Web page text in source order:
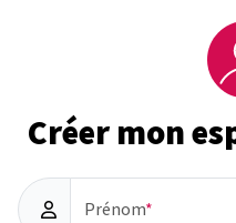
Créer mon
Prénom